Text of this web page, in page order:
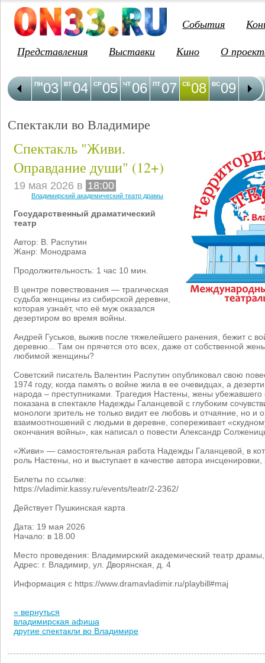
События
Представления
Выставки Кино О
03
ПН 04
ВТ 05
СР 06
ЧТ 07
ПТ 08
СБ 09
ВС 10
ПН
Спектакли во Владимире
Спектакль "Живи.
Оправдание души" (12+)
19 мая 2026 в 18:00
Владимирский академический театр драмы
Государственный драматический
театр
Автор: В. Распутин
Жанр: Монодрама
Продолжительность: 1 час 10 мин.
В центре повествования — трагическая
судьба женщины из сибирской деревни,
которая узнаёт, что её муж оказался
дезертиром во время войны.
Андрей Гуськов, выжив после тяжелейшего ранения, бежит с
деревню... Там он прячется ото всех, даже от собственной
любимой женщины?
Советский писатель Валентин Распутин опубликовал свою
1974 году, когда память о войне жила в ее очевидцах, а
народа – преступниками. Трагедия Настены, жены убежавшего
показана в спектакле Надежды Галанцевой с глубоким
монологи зритель не только видит ее любовь и отчаяние, но и
взаимоотношений с людьми в деревне, сопереживает
окончания войны», как написал о повести Александр
«Живи» — самостоятельная работа Надежды Галанцевой, в
роль Настены, но и выступает в качестве автора
Билеты по ссылке:
https://vladimir.kassy.ru/events/teatr/2-2362/
Действует Пушкинская карта
Дата: 19 мая 2026
Начало: в 18.00
Место проведения: Владимирский академический театр
Адрес: г. Владимир, ул. Дворянская, д. 4
Информация с https://www.dramavladimir.ru/playbill#maj
« вернуться
владимирская афиша
другие спектакли во Владимире